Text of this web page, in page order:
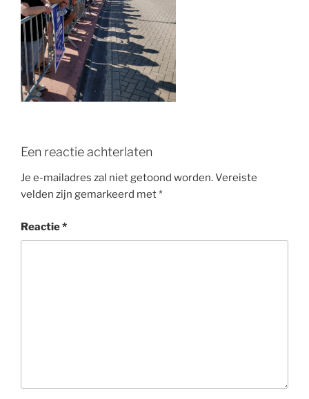
k
Een reactie achterlaten
Je e-mailadres zal niet getoond worden.Vereiste
velden zijn gemarkeerd met*
Reactie*